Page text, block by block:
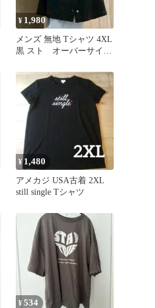
¥ 1,980
メンズ 無地 Tシャツ 4XL
黒 スト オーバーサイ
プル
¥ 1,480
アメカジ USA古着 2XL
still single Tシャツ
¥534